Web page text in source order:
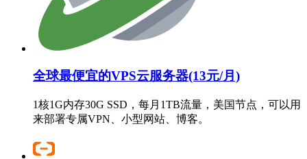
全球最便宜的VPS云服务器(13元/月)
1核1G内存30G SSD，每月1TB流量，美国节点，可以用
来部署专属VPN、小型网站、博客。